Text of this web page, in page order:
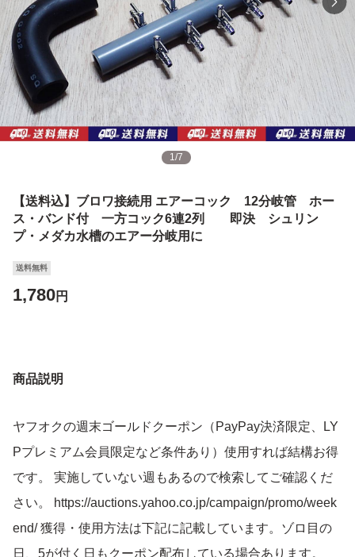
1/7
【送料込】ブロワ接続用 エアーコック 12分岐管 ホー
ス・バンド付 一方コック6連2列 即決 シュリン
プ・メダカ水槽のエアー分岐用に
送料無料
1,780円
商品説明
ヤフオクの週末ゴールドクーポン（PayPay決済限定、LY
Pプレミアム会員限定など条件あり）使用すれば結構お得
です。 実施していない週もあるので検索してご確認くだ
さい。 https://auctions.yahoo.co.jp/campaign/promo/week
end/ 獲得・使用方法は下記に記載しています。ゾロ目の
日、5が付く日もクーポン配布している場合あります。